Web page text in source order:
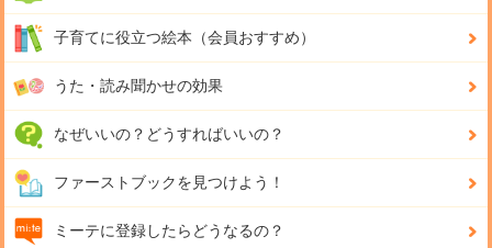
子育てに役立つ絵本（会員おすすめ）
うた・読み聞かせの効果
なぜいいの？どうすればいいの？
ファーストブックを見つけよう！
ミーテに登録したらどうなるの？